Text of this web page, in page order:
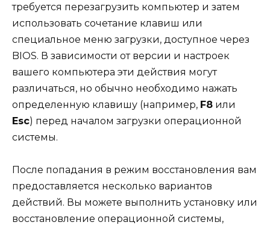
требуется перезагрузить компьютер и затем
использовать сочетание клавиш или
специальное меню загрузки, доступное через
BIOS. В зависимости от версии и настроек
вашего компьютера эти действия могут
различаться, но обычно необходимо нажать
определенную клавишу (например, F8 или
Esc) перед началом загрузки операционной
системы.
После попадания в режим восстановления вам
предоставляется несколько вариантов
действий. Вы можете выполнить установку или
восстановление операционной системы,